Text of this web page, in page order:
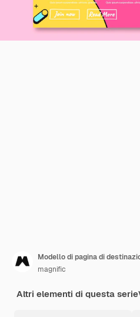
magnific
Altri elementi di questa serie